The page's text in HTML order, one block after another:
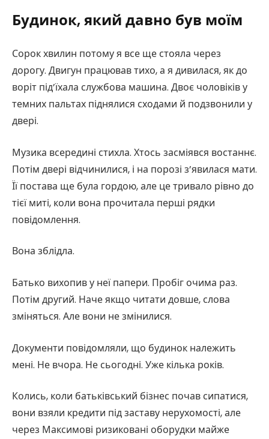
Будинок, який давно був моїм
Сорок хвилин потому я все ще стояла через
дорогу. Двигун працював тихо, а я дивилася, як до
воріт під’їхала службова машина. Двоє чоловіків у
темних пальтах піднялися сходами й подзвонили у
двері.
Музика всередині стихла. Хтось засміявся востаннє.
Потім двері відчинилися, і на порозі з’явилася мати.
Її постава ще була гордою, але це тривало рівно до
тієї миті, коли вона прочитала перші рядки
повідомлення.
Вона зблідла.
Батько вихопив у неї папери. Пробіг очима раз.
Потім другий. Наче якщо читати довше, слова
зміняться. Але вони не змінилися.
Документи повідомляли, що будинок належить
мені. Не вчора. Не сьогодні. Уже кілька років.
Колись, коли батьківський бізнес почав сипатися,
вони взяли кредити під заставу нерухомості, але
через Максимові ризиковані оборудки майже